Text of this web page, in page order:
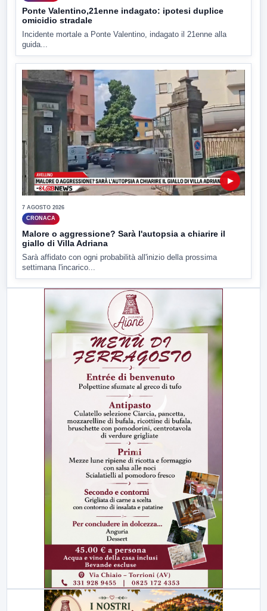
Ponte Valentino,21enne indagato: ipotesi duplice
omicidio stradale
Incidente mortale a Ponte Valentino, indagato il 21enne alla
guida...
▶
7 AGOSTO 2026
CRONACA
Malore o aggressione? Sarà l'autopsia a chiarire il
giallo di Villa Adriana
Sarà affidato con ogni probabilità all'inizio della prossima
settimana l'incarico...